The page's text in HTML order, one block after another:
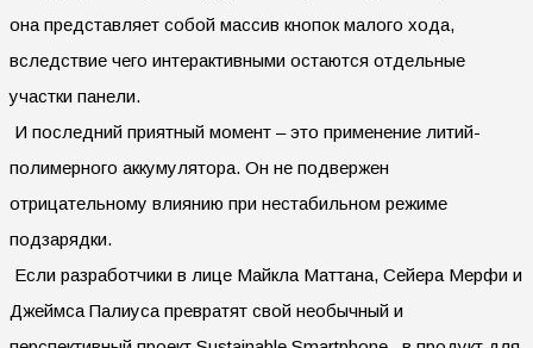
она представляет собой массив кнопок малого хода,
вследствие чего интерактивными остаются отдельные
участки панели.
И последний приятный момент – это применение литий-
полимерного аккумулятора. Он не подвержен
отрицательному влиянию при нестабильном режиме
подзарядки.
Если разработчики в лице Майкла Маттана, Сейера Мерфи и
Джеймса Палиуса превратят свой необычный и